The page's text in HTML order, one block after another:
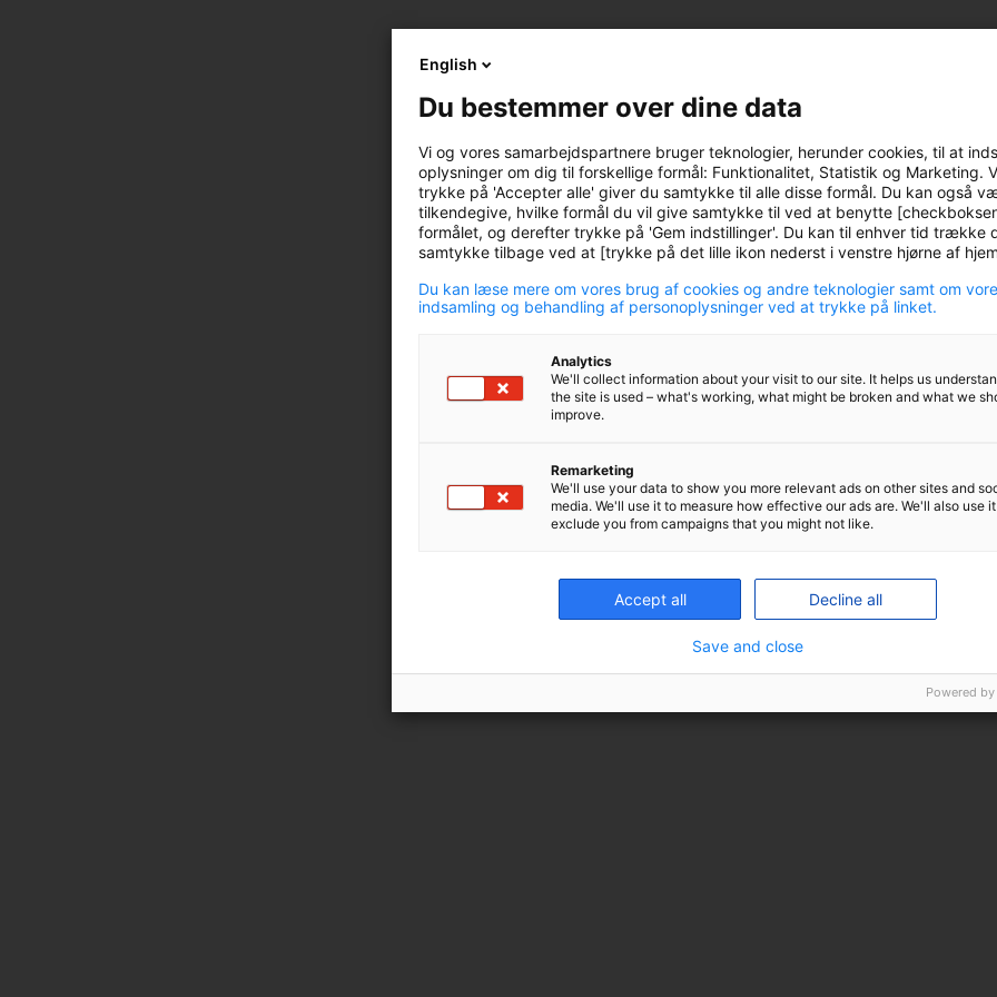
English
Du bestemmer over dine data
Vi og vores samarbejdspartnere bruger teknologier, herunder cookies, til at
oplysninger om dig til forskellige formål: Funktionalitet, Statistik og Marketing.
trykke på 'Accepter alle' giver du samtykke til alle disse formål. Du kan også
tilkendegive, hvilke formål du vil give samtykke til ved at benytte
formålet, og derefter trykke på 'Gem indstillinger'. Du kan til enhver tid trække
samtykke tilbage ved at [trykke på det lille ikon nederst i venstre hjørne af
Du kan læse mere om vores brug af cookies og andre teknologier samt om
indsamling og behandling af personoplysninger ved at trykke på linket.
Analytics
We'll collect information about your visit to our site. It helps us
the site is used – what's working, what might be broken and what we
improve.
Remarketing
We'll use your data to show you more relevant ads on other sites and
media. We'll use it to measure how effective our ads are. We'll also use
exclude you from campaigns that you might not like.
Accept all Decline all
Save and close
Powered by